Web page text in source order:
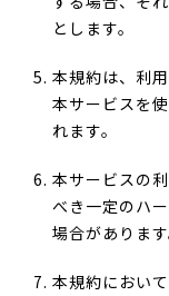
とします。
本規約は、利
本サービスを
れます。
本サービスの
べき一定のハ
場合があります
本規約におい